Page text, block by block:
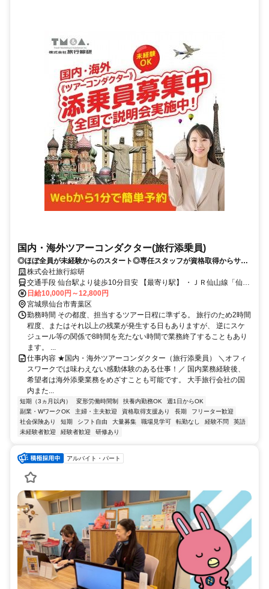
国内・海外ツアーコンダクター(旅行添乗員)
◎ほぼ全員が未経験からのスタート◎専任スタッフが資格取得からサポ
ート◎国内経験後、希望者は海外添乗へステップアップ
株式会社旅行綜研
交通手段 仙台駅より徒歩10分目安 【最寄り駅】 ・ＪＲ仙山線「仙台
駅」 ・ＪＲ仙石線「仙台駅」 ・その他
日給10,000円～12,800円
宮城県仙台市青葉区
勤務時間 その都度、担当するツアー日程に準ずる。 旅行のため2時間
程度、またはそれ以上の残業が発生する日もありますが、 逆にスケ
ジュール等の関係で8時間を充たない時間で業務終了することもあり
ます。 ...
仕事内容 ★国内・海外ツアーコンダクター（旅行添乗員） ＼オフィ
スワークでは味わえない感動体験のある仕事！／ 国内業務経験後、
希望者は海外添乗業務をめざすことも可能です。 大手旅行会社の国
内また...
短期（3ヵ月以内） 変形労働時間制 扶養内勤務OK
週1日からOK
副業・WワークOK
主婦・主夫歓迎 資格取得支援あり 長期
フリーター歓迎
社会保険あり
短期 シフト自由 大量募集 職場見学可 転勤なし 経験不問
英語
未経験者歓迎
経験者歓迎 研修あり
アルバイト・パート